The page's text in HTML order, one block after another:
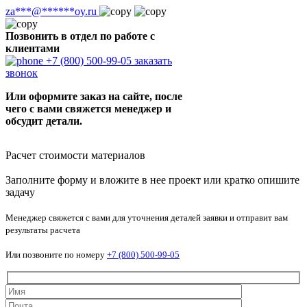
za***@******oy.ru
Позвонить в отдел по работе с
клиентами
+7 (800) 500-99-05 заказать
звонок
Или оформите заказ на сайте, после
чего с вами свяжется менеджер и
обсудит детали.
Расчет стоимости материалов
Заполните форму и вложите в нее проект или кратко опишите
задачу
Менеджер свяжется с вами для уточнения деталей заявки и отправит вам
результаты расчета
Или позвоните по номеру +7 (800) 500-99-05